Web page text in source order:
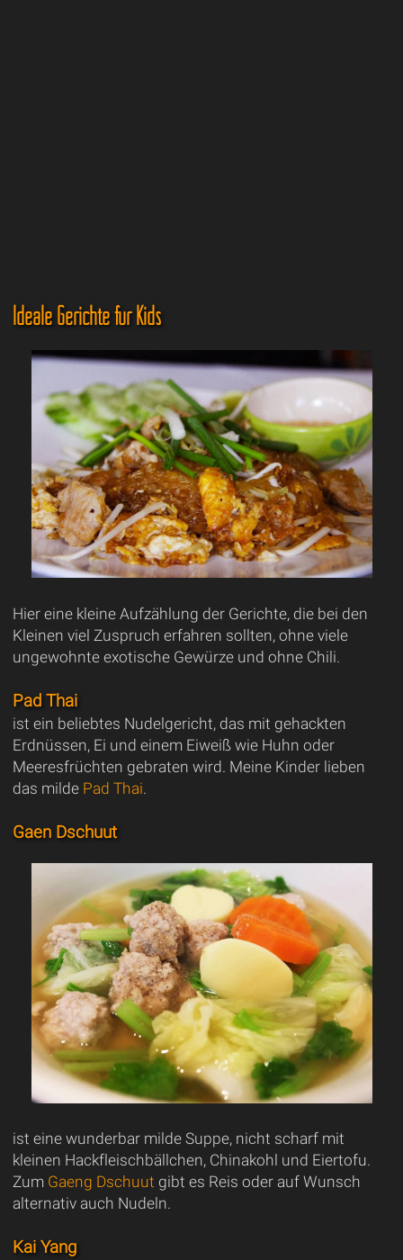
Ideale Gerichte für Kids
Hier eine kleine Aufzählung der Gerichte, die bei den
Kleinen viel Zuspruch erfahren sollten, ohne viele
ungewohnte exotische Gewürze und ohne Chili.
Pad Thai
ist ein beliebtes Nudelgericht, das mit gehackten
Erdnüssen, Ei und einem Eiweiß wie Huhn oder
Meeresfrüchten gebraten wird. Meine Kinder lieben
das milde Pad Thai.
Gaen Dschuut
ist eine wunderbar milde Suppe, nicht scharf mit
kleinen Hackfleischbällchen, Chinakohl und Eiertofu.
Zum Gaeng Dschuut gibt es Reis oder auf Wunsch
alternativ auch Nudeln.
Kai Yang